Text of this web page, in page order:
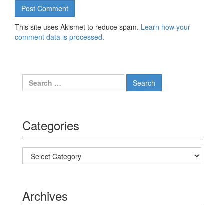
This site uses Akismet to reduce spam. Learn how your
comment data is processed.
Search for:
Categories
Categories
Archives